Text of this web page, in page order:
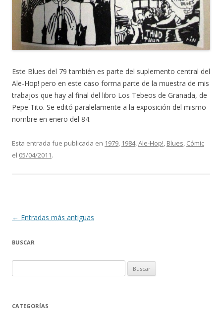
Este Blues del 79 también es parte del suplemento central del
Ale-Hop! pero en este caso forma parte de la muestra de mis
trabajos que hay al final del libro Los Tebeos de Granada, de
Pepe Tito. Se editó paralelamente a la exposición del mismo
nombre en enero del 84.
Esta entrada fue publicada en 1979, 1984,Ale-Hop!, Blues, Cómic
el 05/04/2011.
Navegación
entradas
← Entradas más antiguas
BUSCAR
CATEGORÍAS